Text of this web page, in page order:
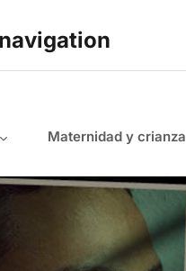
Maternidad y crianza